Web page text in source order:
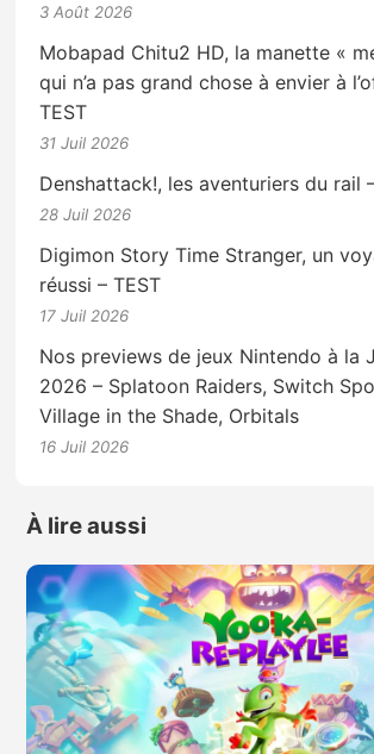
3 Août 2026
Mobapad Chitu2 HD, la manette «
qui n’a pas grand chose à envier à
TEST
31 Juil 2026
Denshattack!, les aventuriers du rail
28 Juil 2026
Digimon Story Time Stranger, un
réussi – TEST
17 Juil 2026
Nos previews de jeux Nintendo à la
2026 – Splatoon Raiders, Switch
Village in the Shade, Orbitals
16 Juil 2026
À lire aussi